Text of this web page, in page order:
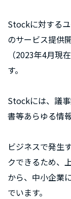
Stockに対する
のサービス提供
（2023年4月現
す。
Stockには、議
書等あらゆる情
ビジネスで発生
クできるため、
から、中小企業
でいます。